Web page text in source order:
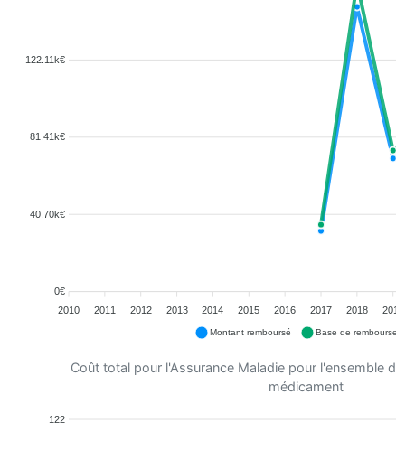
122.11k€
81.41k€
40.70k€
0€
2010
2011 2012 2013 2014 2015 2016 2017 2018
Montant remboursé Base de
Coût total pour l'Assurance Maladie pour l'ensemble
médicament
122